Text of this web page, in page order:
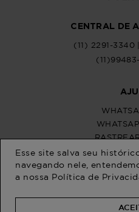
Esse site salva seu
navegando nele,
a nossa Política de